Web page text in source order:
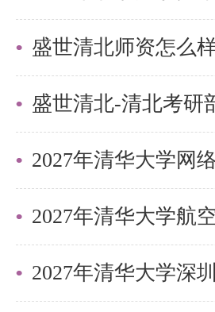
2
集成电
路设计
陈中建
廖怀林
陶耀宇
3
集成微
纳系统
韩金池
李志
王玮、
锦文、
盛世清北师资怎么
盛世清北-清北考研
2027年清华大学深